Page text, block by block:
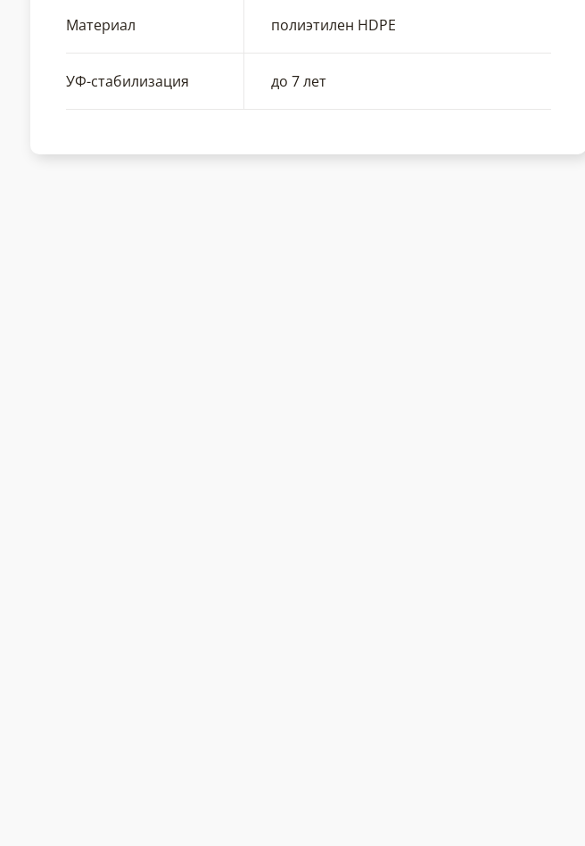
Материал полиэтилен HDPE
УФ-стабилизация до 7 лет